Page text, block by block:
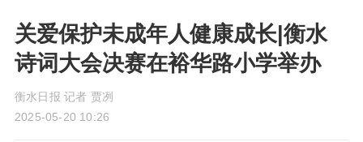
关爱保护未成年人健康成长|衡水
诗词大会决赛在裕华路小学举办
衡水日报 记者 贾冽
2025-05-20 10:26